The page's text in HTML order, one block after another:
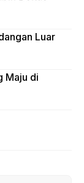
Luar
Maju di